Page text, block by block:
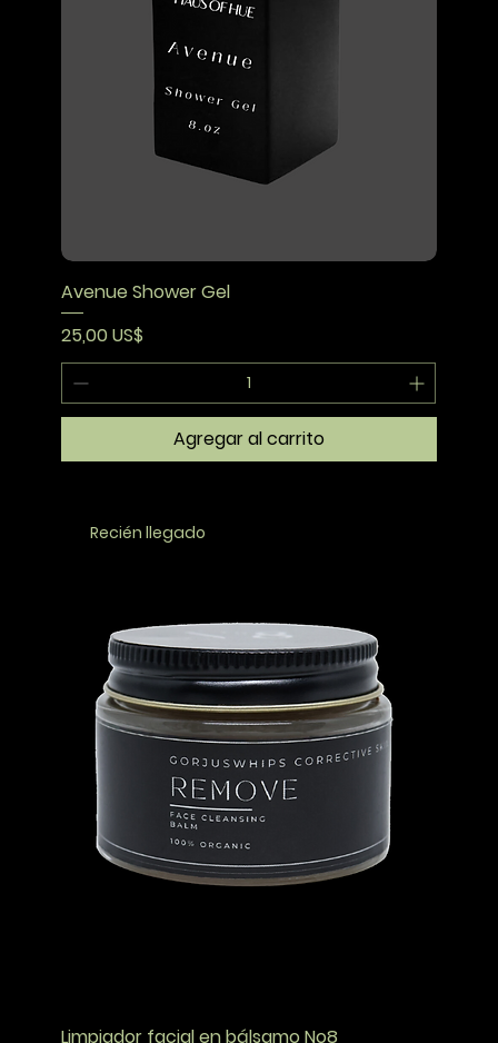
Avenue Shower Gel
Precio
25,00 US$
Agregar al carrito
Recién llegado
Limpiador facial en bálsamo No8